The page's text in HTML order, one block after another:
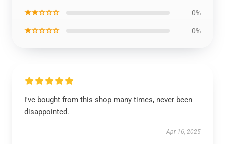
★★☆☆☆ 0%
★☆☆☆☆ 0%
I've bought from this shop many times, never been
disappointed.
Apr 16, 2025